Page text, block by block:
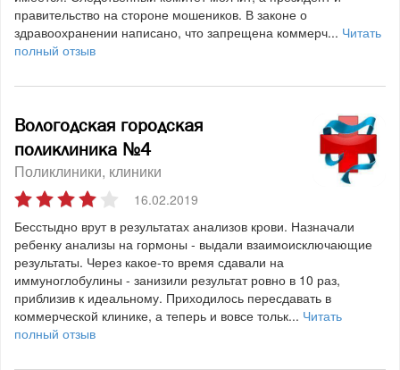
правительство на стороне мошеников. В законе о
здравоохранении написано, что запрещена коммерч... Читать
полный отзыв
Вологодская городская
поликлиника №4
Поликлиники, клиники
16.02.2019
Бесстыдно врут в результатах анализов крови. Назначали
ребенку анализы на гормоны - выдали взаимоисключающие
результаты. Через какое-то время сдавали на
иммуноглобулины - занизили результат ровно в 10 раз,
приблизив к идеальному. Приходилось пересдавать в
коммерческой клинике, а теперь и вовсе тольк... Читать
полный отзыв